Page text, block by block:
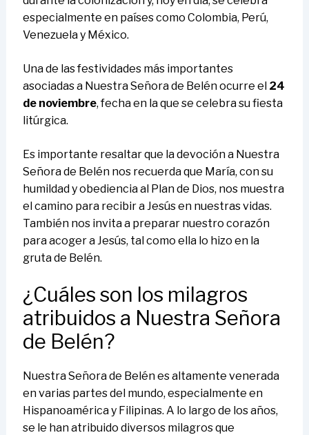
especialmente en países como Colombia, Perú,
Venezuela y México.
Una de las festividades más importantes
asociadas a Nuestra Señora de Belén ocurre el 24
de noviembre, fecha en la que se celebra su fiesta
litúrgica.
Es importante resaltar que la devoción a Nuestra
Señora de Belén nos recuerda que María, con su
humildad y obediencia al Plan de Dios, nos muestra
el camino para recibir a Jesús en nuestras vidas.
También nos invita a preparar nuestro corazón
para acoger a Jesús, tal como ella lo hizo en la
gruta de Belén.
¿Cuáles son los milagros
atribuidos a Nuestra Señora
de Belén?
Nuestra Señora de Belén es altamente venerada
en varias partes del mundo, especialmente en
Hispanoamérica y Filipinas. A lo largo de los años,
se le han atribuido diversos milagros que